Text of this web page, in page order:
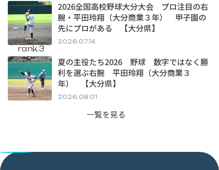
2026全国高校野球大分大会 プロ注目の右
腕・平田玲翔（大分商業３年） 甲子園の
先にプロがある 【大分県】
2026.07.14
rank.3
夏の主役たち2026 野球 数字ではなく勝
利を選ぶ右腕 平田玲翔（大分商業３
年） 【大分県】
2026.08.01
一覧を見る